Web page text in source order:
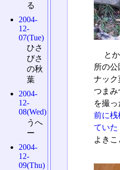
と
所の
ナック
つまみ
を撮
前に桟
ていた
よきこ
る
2004-
12-
07(Tue)
ひさ
びさ
の秋
葉
2004-
12-
08(Wed)
うへ
ー
2004-
12-
09(Thu)